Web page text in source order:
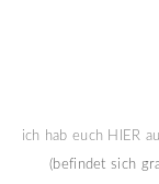
ich hab euch HIER
(befindet sich